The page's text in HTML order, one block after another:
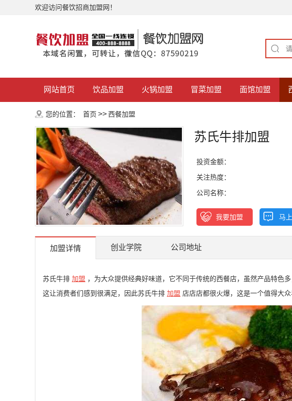
欢迎访问餐饮招商加盟网！
网站首页 饮品加盟 火锅加盟 冒菜加盟 面馆加盟
您的位置： 首页 >>西餐加盟
苏氏牛排加盟
投资金额：
关注热度：
公司名称：
我要加盟 马
加盟详情 创业学院 公司地址
苏氏牛排 加盟 ，为大众提供经典好味道，它不同于传统的西餐店，虽然产品特色
这让消费者们感到很满足，因此苏氏牛排 加盟 店店店都很火爆，这是一个值得大